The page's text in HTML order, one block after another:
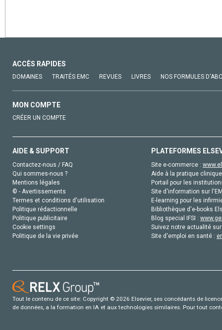
ACCÈS RAPIDES
DOMAINES TRAITÉS EMC REVUES LIVRES NOS FORMULES
MON COMPTE
CRÉER UN COMPTE
AIDE & SUPPORT
Contactez-nous / FAQ
Qui sommes-nous ?
Mentions légales
© - Avertissements
Termes et conditions d'utilisation
Politique rédactionnelle
Politique publicitaire
Cookie settings
Politique de la vie privée
PLATEFORMES
Site e-commerce :
Aide à la pratique
Portail pour les
Site d'information sur
E-learning pour les
Bibliothèque d'e-books
Blog special IFSI :
Suivez notre actualité
Site d'emploi en santé :
Tout le contenu de ce site: Copyright © 2026 Elsevier, ses concédants de
de données, a la formation en IA et aux technologies similaires. Pour tout